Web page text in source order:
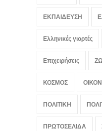
ΕΚΠΑΙΔΕΥΣΗ
Ελληνικές γιορτές
Επιχειρήσεις
ΚΟΣΜΟΣ
ΠΟΛΙΤΙΚΗ
ΠΡΩΤΟΣΕΛΙΔΑ